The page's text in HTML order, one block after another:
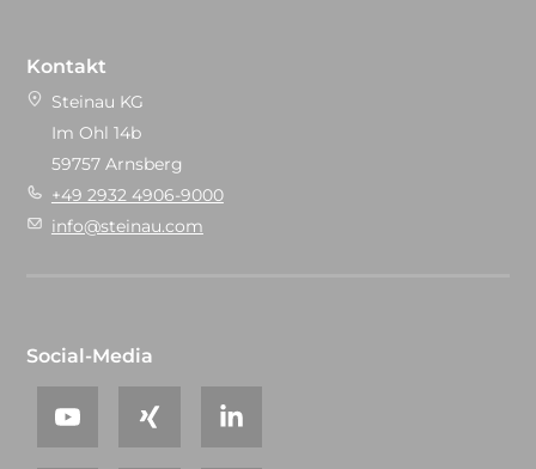
Kontakt
Steinau KG
Im Ohl 14b
59757 Arnsberg
+49 2932 4906-9000
info@steinau.com
Social-Media